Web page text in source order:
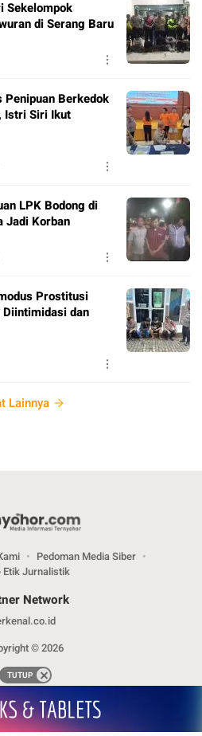
Sekelompok
di Serang Baru
Penipuan Berkedok
Istri Siri Ikut
LPK Bodong di
Jadi Korban
Prostitusi
dan
Lainnya
Pedoman Media Siber
Etik Jurnalistik
Network
© 2026
TUTUP